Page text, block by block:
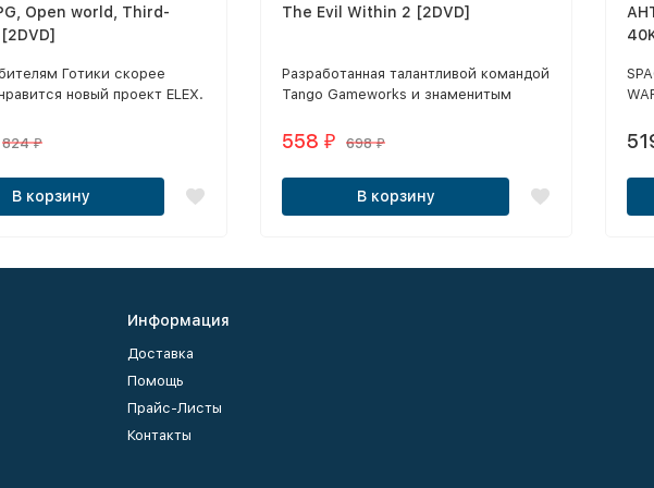
Open world, Third-
Готики скорее
новый проект ELEX.
об этой игре, но
хочется отметить
качественно
игровой мир,
824₽
В корзину
The Evil Within 2 [2DVD]
Разработанная талантливой командой
Tango Gameworks и знаменитым
2 поднимет известную франшизу на
элементов триллера и хоррора на
выживание.
558 ₽ 698₽
В корзину
Информация
Доставка
Помощь
Прайс-Листы
Контакты